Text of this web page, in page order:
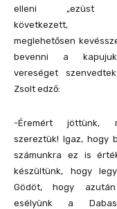
elleni „ezüst
következett,
meglehetősen
bevenni a
vereséget
Zsolt edző:
-Éremért jöttünk,
szereztük! Igaz, hogy
számunkra ez is
készültünk, hogy
Gödöt, hogy
esélyünk a